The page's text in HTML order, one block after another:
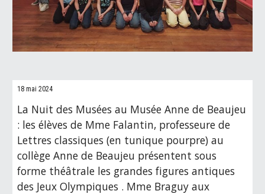
18 mai 2024
La Nuit des Musées au Musée Anne de Beaujeu
: les élèves de Mme Falantin, professeure de
Lettres classiques (en tunique pourpre) au
collège Anne de Beaujeu présentent sous
forme théâtrale les grandes figures antiques
des Jeux Olympiques . Mme Braguy aux